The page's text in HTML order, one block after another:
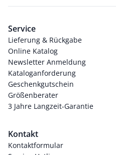
Service
Lieferung & Rückgabe
Online Katalog
Newsletter Anmeldung
Kataloganforderung
Geschenkgutschein
Größenberater
3 Jahre Langzeit-Garantie
Kontakt
Kontaktformular